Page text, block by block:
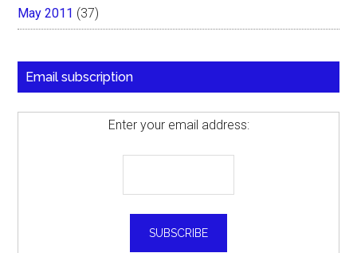
May 2011 (37)
Email subscription
Enter your email address: